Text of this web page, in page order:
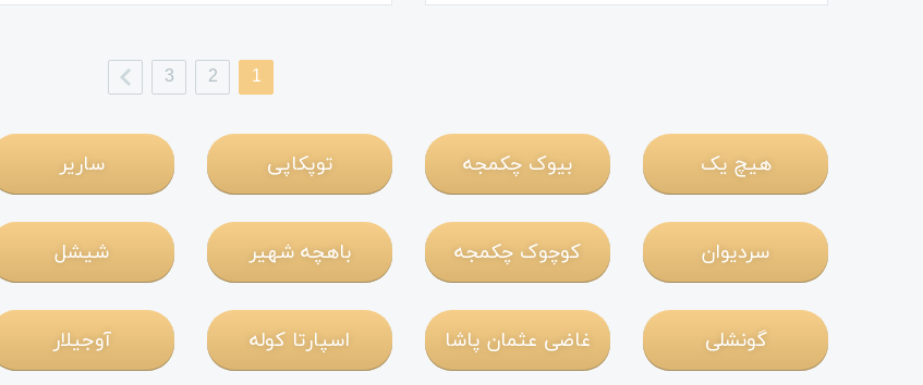
1
2
3
هیچ یک بیوک چکمجه توپکاپی ساریر
سردیوان کوچوک چکمجه باهچه شهیر شیشل
گونشلی غاضی عثمان پاشا اسپارتا کوله آوجیلار